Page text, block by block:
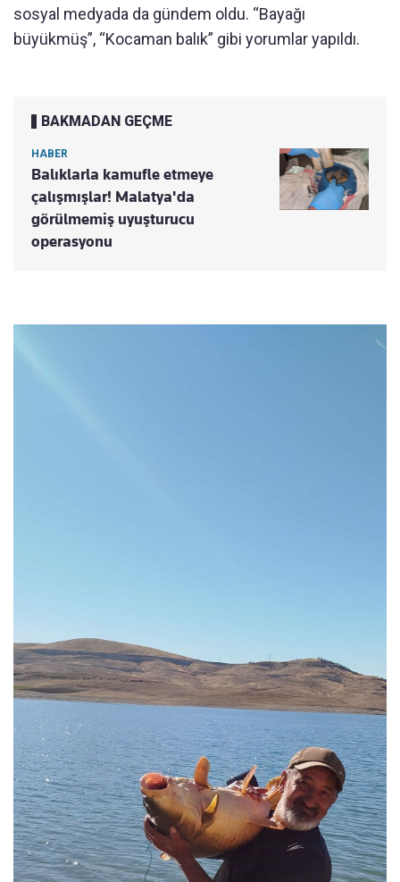
sosyal medyada da gündem oldu. “Bayağı
büyükmüş”, “Kocaman balık” gibi yorumlar yapıldı.
BAKMADAN GEÇME
HABER
Balıklarla kamufle etmeye
çalışmışlar! Malatya'da
görülmemiş uyuşturucu
operasyonu